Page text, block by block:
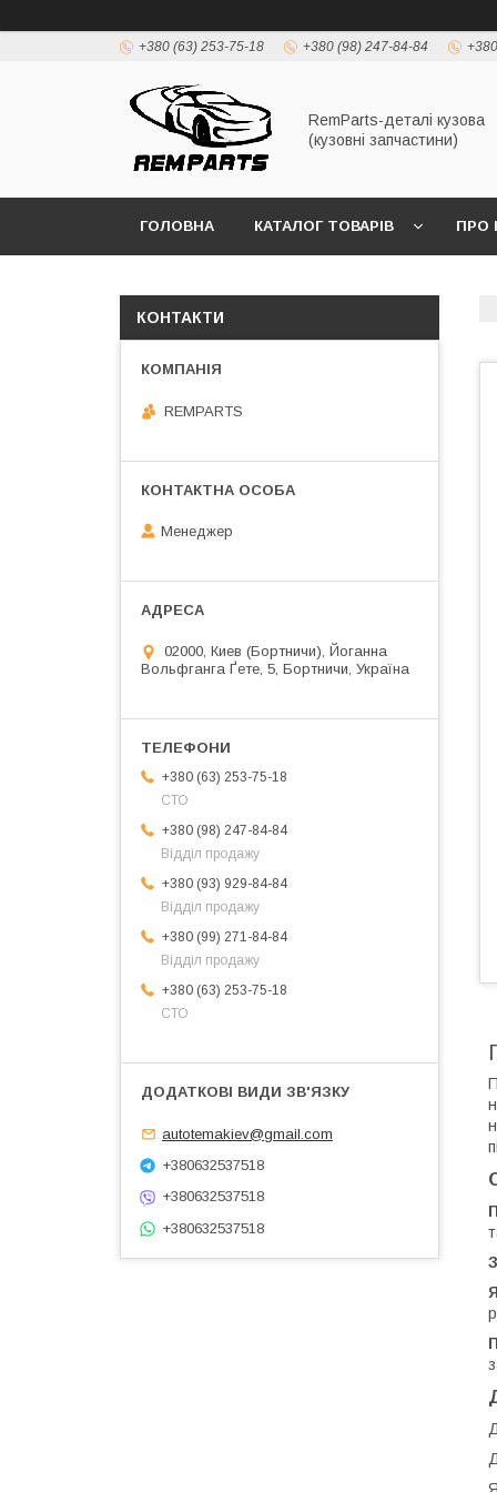
+380 (63) 253-75-18 +380 (98) 247-84-84
RemParts-деталі кузова
(кузовні запчастини)
ГОЛОВНА КАТАЛОГ ТОВАРІВ ПРО
КОНТАКТИ
REMPARTS
Менеджер
02000, Киев (Бортничи), Йоганна
Вольфганга Ґете, 5, Бортничи, Україна
+380 (63) 253-75-18
СТО
+380 (98) 247-84-84
Відділ продажу
+380 (93) 929-84-84
Відділ продажу
+380 (99) 271-84-84
Відділ продажу
+380 (63) 253-75-18
СТО
autotemakiev@gmail.com
+380632537518
+380632537518
+380632537518